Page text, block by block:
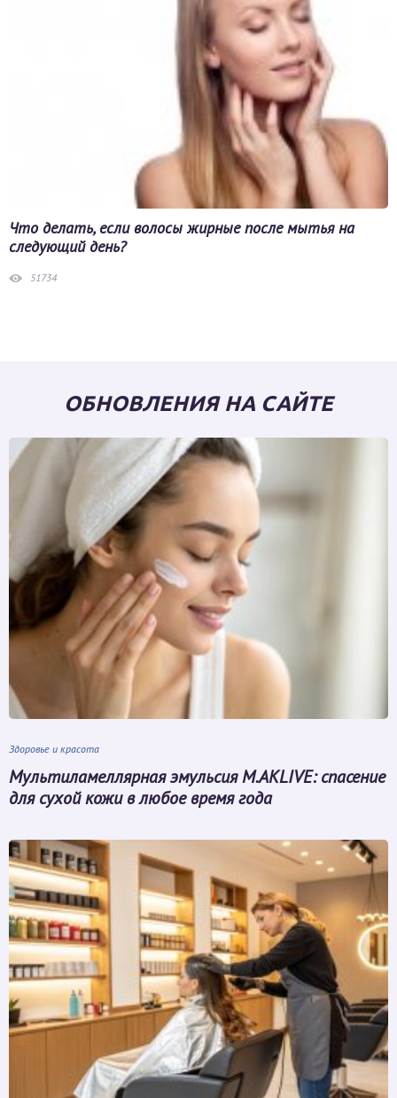
Что делать, если волосы жирные после мытья на
следующий день?
51734
ОБНОВЛЕНИЯ НА САЙТЕ
Здоровье и красота
Мультиламеллярная эмульсия M.AKLIVE: спасение
для сухой кожи в любое время года